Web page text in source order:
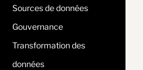
Sources de données
Gouvernance
Transformation des
données